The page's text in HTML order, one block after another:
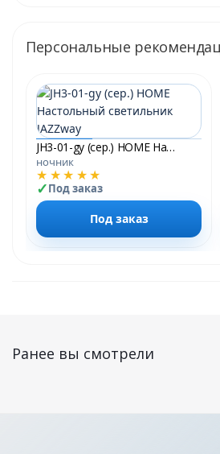
Персональные
JH3-01-gy (сер.) HOME Настольный светильник JAZZway
ночник
★★★★★
Под заказ
Под заказ
Ранее вы смотрели